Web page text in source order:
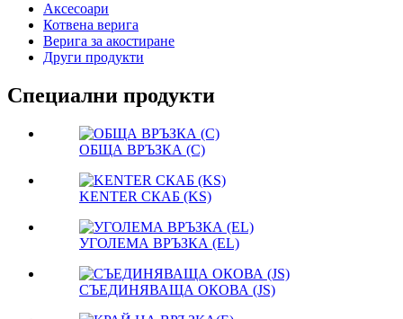
Аксесоари
Котвена верига
Верига за акостиране
Други продукти
Специални продукти
ОБЩА ВРЪЗКА (C)
KENTER СКАБ (KS)
УГОЛЕМА ВРЪЗКА (EL)
СЪЕДИНЯВАЩА ОКОВА (JS)